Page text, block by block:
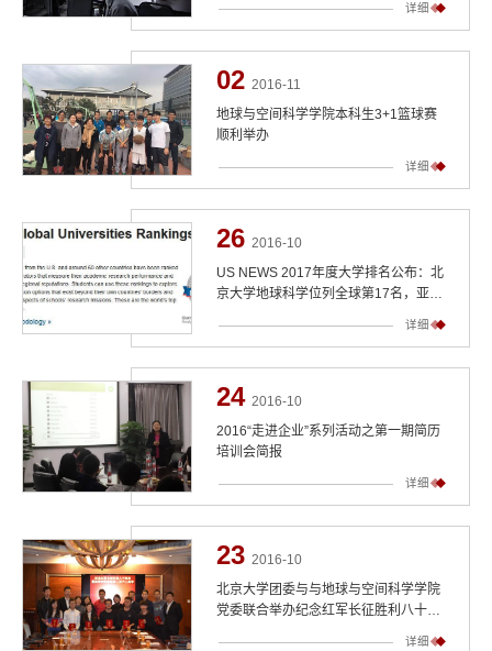
详细
02 2016-11
地球与空间科学学院本科生3+1篮球赛
顺利举办
详细
26 2016-10
US NEWS 2017年度大学排名公布：北
京大学地球科学位列全球第17名，亚洲
详细
24 2016-10
2016“走进企业”系列活动之第一期简历
培训会简报
详细
23 2016-10
北京大学团委与与地球与空间科学学院
党委联合举办纪念红军长征胜利八十周
详细